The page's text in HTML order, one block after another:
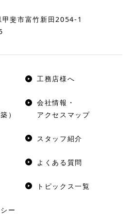
斐市富竹新田2054-1
工務店様へ
）
会社情報・
アクセスマップ
スタッフ紹介
よくある質問
トピックス一覧
ー